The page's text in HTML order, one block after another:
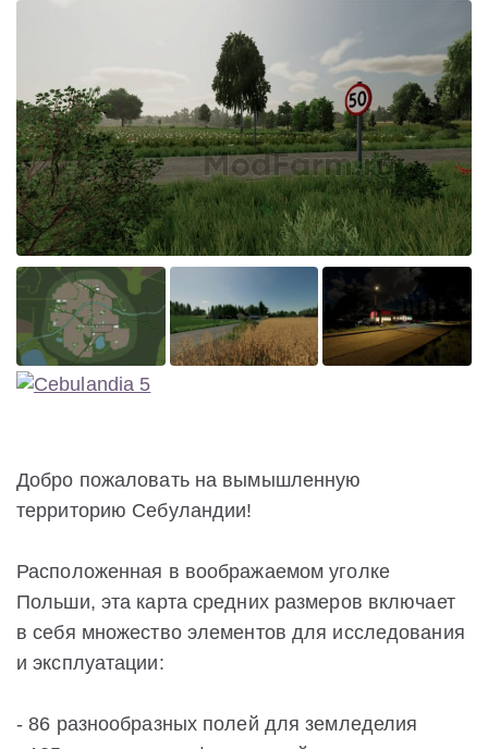
Добро пожаловать на вымышленную
территорию Себуландии!
Расположенная в воображаемом уголке
Польши, эта карта средних размеров включает
в себя множество элементов для исследования
и эксплуатации:
- 86 разнообразных полей для земледелия